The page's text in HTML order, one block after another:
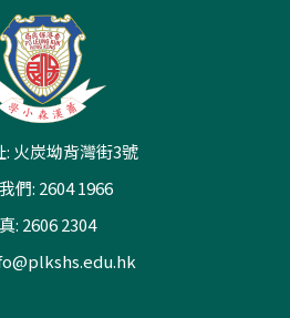
: 火炭坳背灣街3號
們: 2604 1966
: 2606 2304